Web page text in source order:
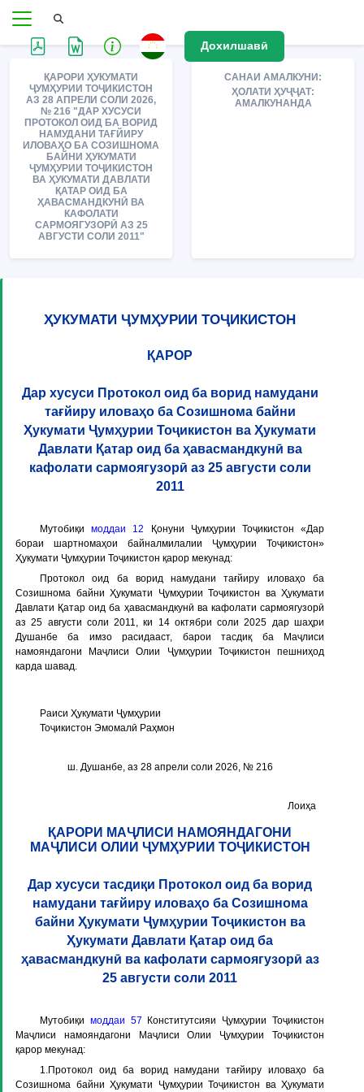
Дохилшавӣ
ҚАРОРИ ҲУКУМАТИ
ҶУМҲУРИИ ТОҶИКИСТОН
АЗ 28 АПРЕЛИ СОЛИ 2026,
№ 216 "ДАР ХУСУСИ
ПРОТОКОЛ ОИД БА ВОРИД
НАМУДАНИ ТАҒЙИРУ
ИЛОВАҲО БА СОЗИШНОМА
БАЙНИ ҲУКУМАТИ
ҶУМҲУРИИ ТОҶИКИСТОН
ВА ҲУКУМАТИ ДАВЛАТИ
ҚАТАР ОИД БА
ҲАВАСМАНДКУНӢ ВА
КАФОЛАТИ
САРМОЯГУЗОРӢ АЗ 25
АВГУСТИ СОЛИ 2011"
САНАИ АМАЛКУНИ:
ҲОЛАТИ ҲУҶҶАТ:
АМАЛКУНАНДА
ҲУКУМАТИ ҶУМҲУРИИ ТОҶИКИСТОН
ҚАРОР
Дар хусуси Протокол оид ба ворид намудани
тағйиру иловаҳо ба Созишнома байни
Ҳукумати Ҷумҳурии Тоҷикистон ва Ҳукумати
Давлати Қатар оид ба ҳавасмандкунӣ ва
кафолати сармоягузорӣ аз 25 августи соли
2011
Мутобиқимоддаи 12 Қонуни Ҷумҳурии Тоҷикистон «Дар
бораи шартномаҳои байналмилалии Ҷумҳурии Тоҷикистон»
Ҳукумати Ҷумҳурии Тоҷикистон қарор мекунад:
Протокол оид ба ворид намудани тағйиру иловаҳо ба
Созишнома байни Ҳукумати Ҷумҳурии Тоҷикистон ва Ҳукумати
Давлати Қатар оид ба ҳавасмандкунӣ ва кафолати сармоягузорӣ
аз 25 августи соли 2011, ки 14 октябри соли 2025 дар шаҳри
Душанбе ба имзо расидааст, барои тасдиқ ба Маҷлиси
намояндагони Маҷлиси Олии Ҷумҳурии Тоҷикистон пешниҳод
карда шавад.
Раиси Ҳукумати Ҷумҳурии
Тоҷикистон Эмомалӣ Раҳмон
ш. Душанбе, аз 28 апрели соли 2026, № 216
Лоиҳа
ҚАРОРИ МАҶЛИСИ НАМОЯНДАГОНИ
МАҶЛИСИ ОЛИИ ҶУМҲУРИИ ТОҶИКИСТОН
Дар хусуси тасдиқи Протокол оид ба ворид
намудани тағйиру иловаҳо ба Созишнома
байни Ҳукумати Ҷумҳурии Тоҷикистон ва
Ҳукумати Давлати Қатар оид ба
ҳавасмандкунӣ ва кафолати сармоягузорӣ аз
25 августи соли 2011
Мутобиқи моддаи 57 Конститутсияи Ҷумҳурии Тоҷикистон
Маҷлиси намояндагони Маҷлиси Олии Ҷумҳурии Тоҷикистон
қарор мекунад:
1.Протокол оид ба ворид намудани тағйиру иловаҳо ба
Созишнома байни Ҳукумати Ҷумҳурии Тоҷикистон ва Ҳукумати